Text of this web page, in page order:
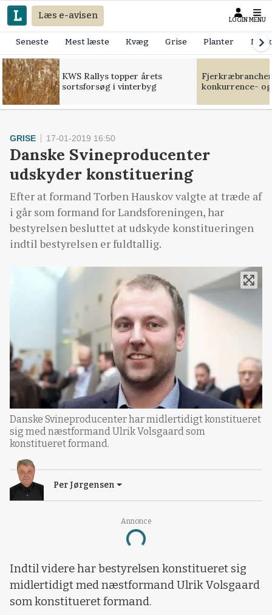
Læs e-avisen LOGIN MENU
Seneste Mest læste Kvæg Grise Planter
KWS Rallys topper årets
sortsforsøg i vinterbyg
konkurrence-
Annonce
Loading...
GRISE 17-01-2019 16:50
Danske Svineproducenter
udskyder konstituering
Efter at formand Torben Hauskov valgte at træde af
i går som formand for Landsforeningen, har
bestyrelsen besluttet at udskyde konstitueringen
indtil bestyrelsen er fuldtallig.
Danske Svineproducenter har midlertidigt konstitueret
sig med næstformand Ulrik Volsgaard som
konstitueret formand.
Per Jørgensen
Indtil videre har bestyrelsen konstitueret sig
midlertidigt med næstformand Ulrik Volsgaard
som konstitueret formand.